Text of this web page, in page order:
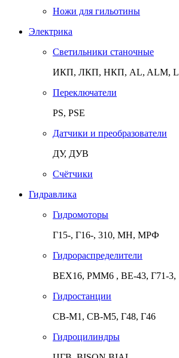
Ножи для гильотины
Электрика
Светильники станочные
ИКП, ЛКП, НКП, AL, ALM,
Переключатели
PS, PSE
Датчики и преобразователи
ДУ, ДУВ
Счётчики
Гидравлика
Гидромоторы
Г15-, Г16-, 310, МН, МРФ
Гидрораспределители
ВЕХ16, РММ6 , ВЕ-43, Г71-3,
Гидростанции
СВ-М1, СВ-М5, Г48, Г46
Гидроцилиндры